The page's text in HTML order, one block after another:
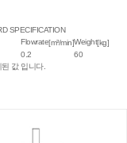
SPECIFICATION
Flowrate[m³/min]Weight[kg]
0.2
60
값 입니다.